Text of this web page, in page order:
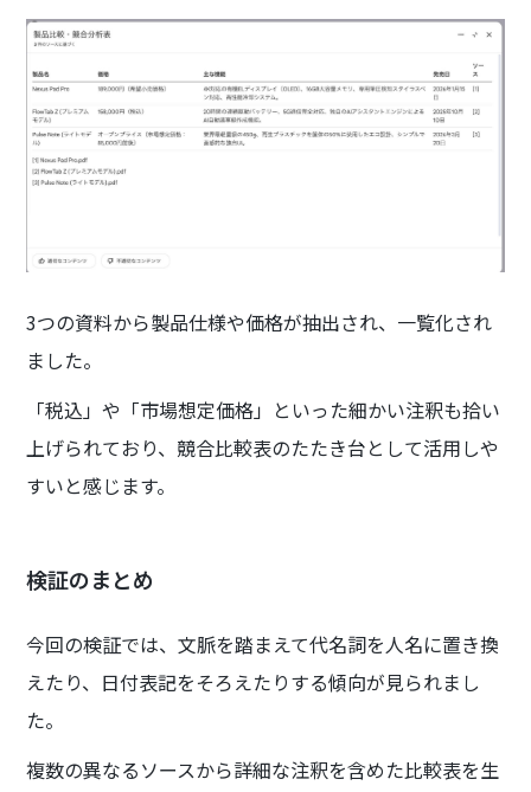
3つの資料から製品仕様や価格が抽出され、一覧化され
ました。
「税込」や「市場想定価格」といった細かい注釈も拾い
上げられており、競合比較表のたたき台として活用しや
すいと感じます。
検証のまとめ
今回の検証では、文脈を踏まえて代名詞を人名に置き換
えたり、日付表記をそろえたりする傾向が見られまし
た。
複数の異なるソースから詳細な注釈を含めた比較表を生